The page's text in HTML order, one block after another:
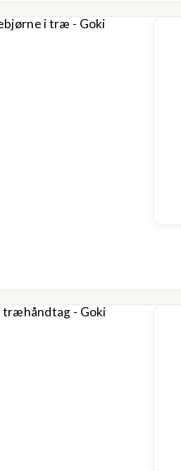
i træ - Goki
træhåndtag - Goki